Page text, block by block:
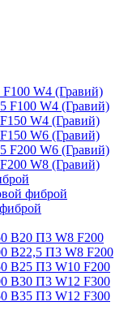
W4 (Гравий)
F100 W4 (Гравий)
W4 (Гравий)
W6 (Гравий)
F200 W6 (Гравий)
W8 (Гравий)
фиброй
B20 П3 W8 F200
B22,5 П3 W8 F200
B25 П3 W10 F200
B30 П3 W12 F300
B35 П3 W12 F300